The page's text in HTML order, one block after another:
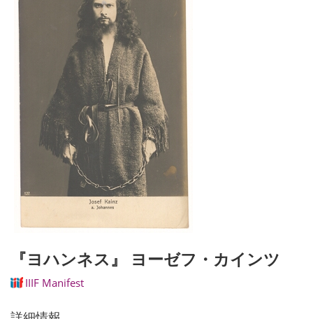
『ヨハンネス』 ヨーゼフ・カインツ
IIIF Manifest